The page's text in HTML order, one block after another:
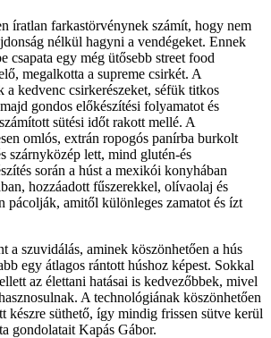
íratlan farkastörvénynek számít, hogy nem
nélkül hagyni a vendégeket. Ennek
csapata egy még ütősebb street food
megalkotta a supreme csirkét. A
a kedvenc csirkerészeket, séfük titkos
gondos előkészítési folyamatot és
sütési időt rakott mellé. A
omlós, extrán ropogós panírba burkolt
szárnyközép lett, mind glutén-és
során a húst a mexikói konyhában
hozzáadott fűszerekkel, olívaolaj és
pácolják, amitől különleges zamatot és ízt
a szuvidálás, aminek köszönhetően a hús
egy átlagos rántott húshoz képest. Sokkal
az élettani hatásai is kedvezőbbek, mivel
A technológiának köszönhetően
készre süthető, így mindig frissen sütve kerül
gondolatait Kapás Gábor.